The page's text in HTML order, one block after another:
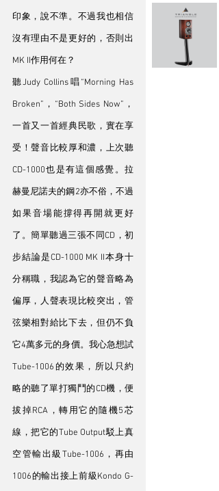
印象，說不準。不過我也相信
沒有理由不是更好的，否則出
MK II作用何在？
聽Judy Collins唱“Morning Has
Broken”，“Both Sides Now”，
一首又一首經典民歌，實在享
受！聲音比較厚和濃，上次聽
CD-1000也是有這個感覺。拉
赫曼尼諾夫的鋼2亦不俗，不過
如果音場能撐得再開就更好
了。簡單聽過三張不同CD，初
步結論是CD-1000 MK II本身十
分稱職，我認為它的聲音略為
偏厚，人聲表現比較突出，管
弦樂相對給比下去，但仍不負
它4萬多元的身價。我心急想試
Tube-1006的效果，所以只約
略的聽了單打獨鬥的CD機，便
拔掉RCA，轉用它的隨機5芯
線，把它的Tube Output駁上真
空管輸出級Tube-1006，再由
1006的輸出接上前級Kondo G-